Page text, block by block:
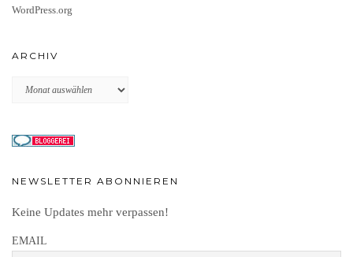
WordPress.org
ARCHIV
Archiv
NEWSLETTER ABONNIEREN
Keine Updates mehr verpassen!
EMAIL